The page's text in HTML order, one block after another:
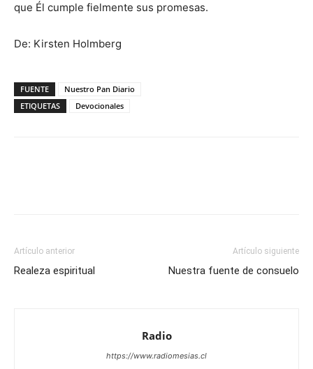
que Él cumple fielmente sus promesas.
De: Kirsten Holmberg
FUENTE
Nuestro Pan Diario
ETIQUETAS
Devocionales
Artículo anterior
Realeza espiritual
Artículo siguiente
Nuestra fuente de consuelo
Radio
https://www.radiomesias.cl